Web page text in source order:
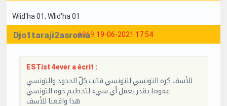
Wlid'ha 01, Wlid'ha 01
#369 19-06-2021 17:54
Djo1taraji2asroma
ESTist 4ever a écrit :
للأسف كره التونسي للتونسي فاتت كلّ الحدود والتونسي
عموما يقدر يعمل أي شيء لتحطيم خوه التونسي
هذا واقعنا للأسف